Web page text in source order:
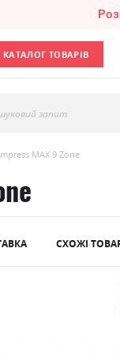
КАТАЛОГ ТОВАРІВ
запит
МАХ 9 Zone
СХОЖІ